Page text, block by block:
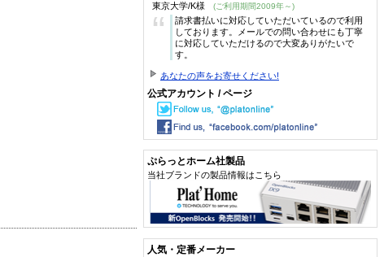
東京大学/K様 (ご利用期間2009年～)
“
請求書払いに対応していただいているので利用
しております。メールでの問い合わせにも丁寧
に対応していただけるので大変ありがたいで
す。
あなたの声をお寄せください!
公式アカウント / ページ
ぷらっとホーム社製品
当社ブランドの製品情報はこちら
人気・定番メーカー